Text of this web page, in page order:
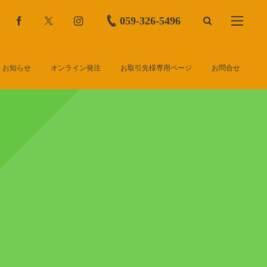
059-326-5496
お知らせ オンライン発注 お取引先様専用ページ お問合せ